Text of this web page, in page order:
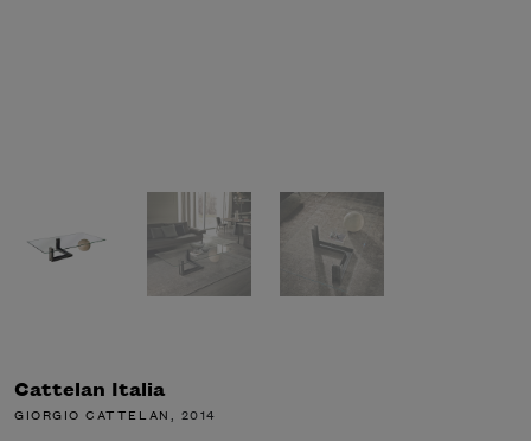
Cattelan Italia
GIORGIO CATTELAN, 2014